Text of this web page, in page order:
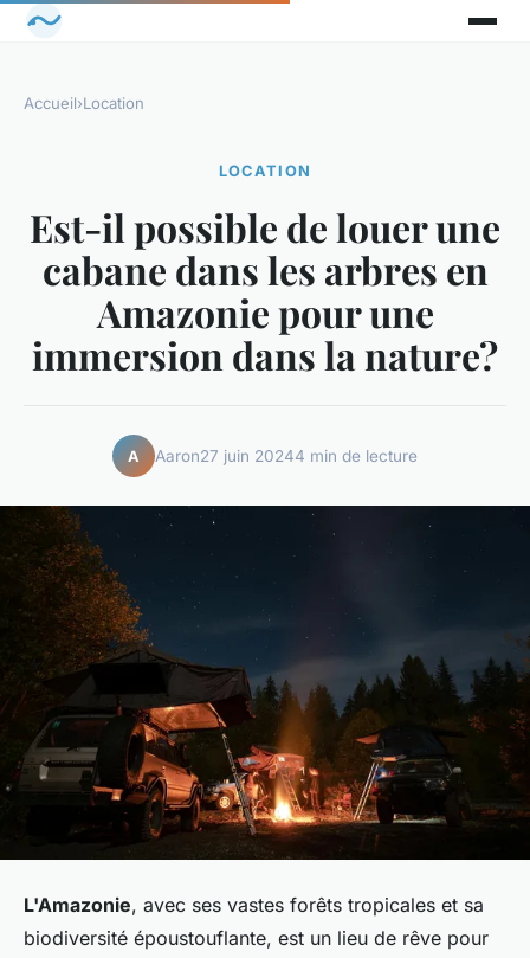
Accueil›Location
LOCATION
Est-il possible de louer une
cabane dans les arbres en
Amazonie pour une
immersion dans la nature?
A Aaron27 juin 20244 min de lecture
L'Amazonie, avec ses vastes forêts tropicales et sa
biodiversité époustouflante, est un lieu de rêve pour